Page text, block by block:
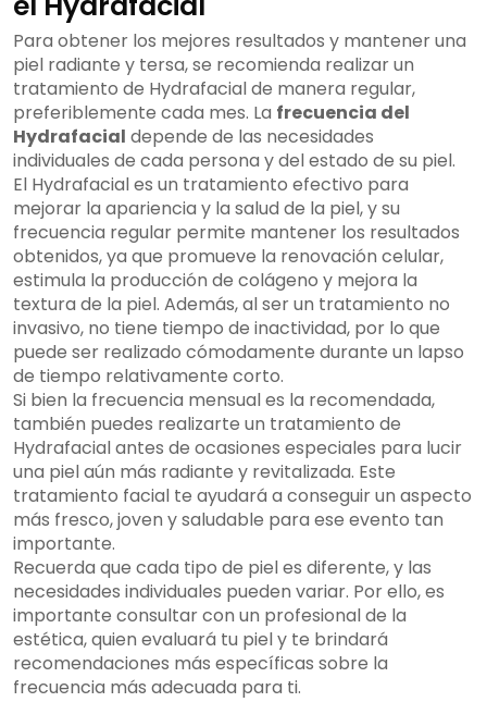
Para obtener los mejores resultados y mantener una
piel radiante y tersa, se recomienda realizar un
tratamiento de Hydrafacial de manera regular,
preferiblemente cada mes. La frecuencia del
Hydrafacial depende de las necesidades
individuales de cada persona y del estado de su piel.
El Hydrafacial es un tratamiento efectivo para
mejorar la apariencia y la salud de la piel, y su
frecuencia regular permite mantener los resultados
obtenidos, ya que promueve la renovación celular,
estimula la producción de colágeno y mejora la
textura de la piel. Además, al ser un tratamiento no
invasivo, no tiene tiempo de inactividad, por lo que
puede ser realizado cómodamente durante un lapso
de tiempo relativamente corto.
Si bien la frecuencia mensual es la recomendada,
también puedes realizarte un tratamiento de
Hydrafacial antes de ocasiones especiales para lucir
una piel aún más radiante y revitalizada. Este
tratamiento facial te ayudará a conseguir un aspecto
más fresco, joven y saludable para ese evento tan
importante.
Recuerda que cada tipo de piel es diferente, y las
necesidades individuales pueden variar. Por ello, es
importante consultar con un profesional de la
estética, quien evaluará tu piel y te brindará
recomendaciones más específicas sobre la
frecuencia más adecuada para ti.